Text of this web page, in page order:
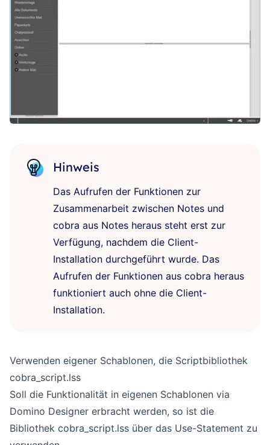
Hinweis
Das Aufrufen der Funktionen zur
Zusammenarbeit zwischen Notes und
cobra aus Notes heraus steht erst zur
Verfügung, nachdem die Client-
Installation durchgeführt wurde. Das
Aufrufen der Funktionen aus cobra heraus
funktioniert auch ohne die Client-
Installation.
Verwenden eigener Schablonen, die Scriptbibliothek
cobra_script.lss
Soll die Funktionalität in eigenen Schablonen via
Domino Designer erbracht werden, so ist die
Bibliothek cobra_script.lss über das Use-Statement zu